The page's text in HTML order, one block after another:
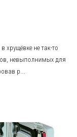
не так-то
невыполнимых для
р...